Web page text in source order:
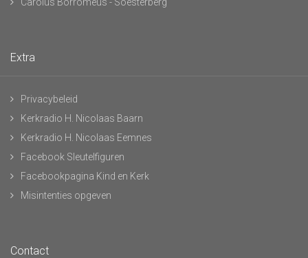
Extra
Privacybeleid
Kerkradio H. Nicolaas Baarn
Kerkradio H. Nicolaas Eemnes
Facebook Sleutelfiguren
Facebookpagina Kind en Kerk
Misintenties opgeven
Contact